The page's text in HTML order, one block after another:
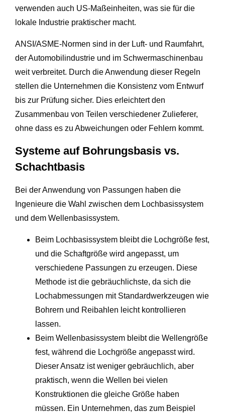
verwenden auch US-Maßeinheiten, was sie für die
lokale Industrie praktischer macht.
ANSI/ASME-Normen sind in der Luft- und Raumfahrt,
der Automobilindustrie und im Schwermaschinenbau
weit verbreitet. Durch die Anwendung dieser Regeln
stellen die Unternehmen die Konsistenz vom Entwurf
bis zur Prüfung sicher. Dies erleichtert den
Zusammenbau von Teilen verschiedener Zulieferer,
ohne dass es zu Abweichungen oder Fehlern kommt.
Systeme auf Bohrungsbasis vs.
Schachtbasis
Bei der Anwendung von Passungen haben die
Ingenieure die Wahl zwischen dem Lochbasissystem
und dem Wellenbasissystem.
Beim Lochbasissystem bleibt die Lochgröße fest,
und die Schaftgröße wird angepasst, um
verschiedene Passungen zu erzeugen. Diese
Methode ist die gebräuchlichste, da sich die
Lochabmessungen mit Standardwerkzeugen wie
Bohrern und Reibahlen leicht kontrollieren
lassen.
Beim Wellenbasissystem bleibt die Wellengröße
fest, während die Lochgröße angepasst wird.
Dieser Ansatz ist weniger gebräuchlich, aber
praktisch, wenn die Wellen bei vielen
Konstruktionen die gleiche Größe haben
müssen. Ein Unternehmen, das zum Beispiel